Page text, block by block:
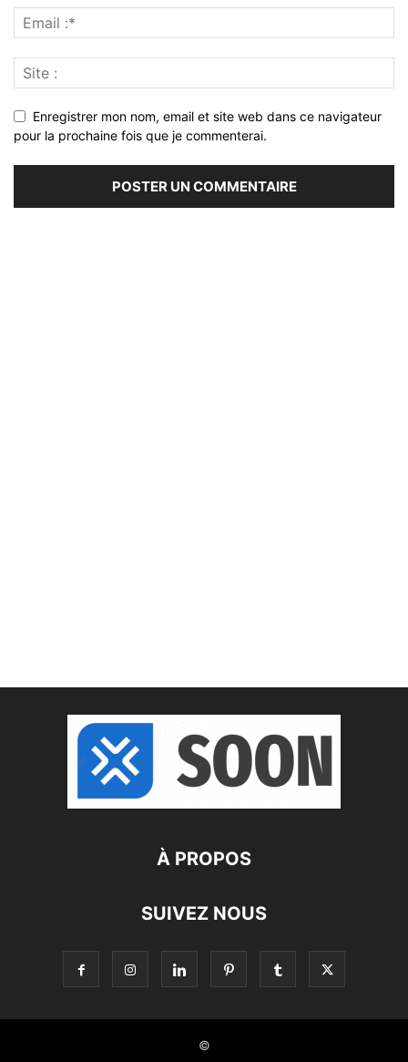
Enregistrer mon nom, email et site web dans ce navigateur
pour la prochaine fois que je commenterai.
À PROPOS
SUIVEZ NOUS
©